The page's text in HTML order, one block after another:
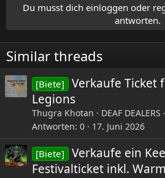
Du musst dich einloggen oder
antworten.
Similar threads
[Biete]
Verkaufe Ticket
Legions
Thugra Khotan
DEAF
Antworten 0 17. Juni 2026
[Biete]
Verkaufe ein
Festivalticket inkl.